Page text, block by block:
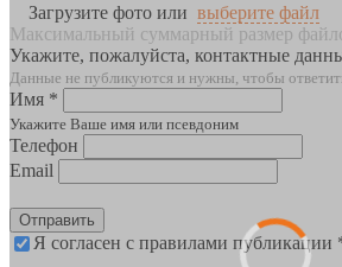
Загрузите фото или выберите файл
Максимальный суммарный размер
Укажите, пожалуйста, контактные
Данные не публикуются и нужны, чтобы
Имя *
Укажите Ваше имя или псевдоним
Телефон
Email
Отправить
Я согласен с правилами публикации